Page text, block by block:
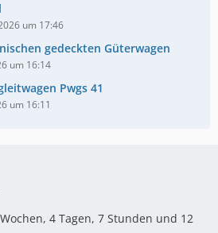
um 17:46
gedeckten Güterwagen
um 16:14
Pwgs 41
um 16:11
4 Tagen, 7 Stunden und 12